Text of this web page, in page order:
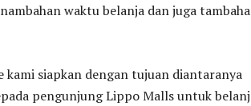
waktu belanja dan juga
kami siapkan dengan tujuan diantaranya
pengunjung Lippo Malls untuk